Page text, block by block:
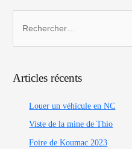
Articles récents
Louer un véhicule en NC
Viste de la mine de Thio
Foire de Koumac 2023